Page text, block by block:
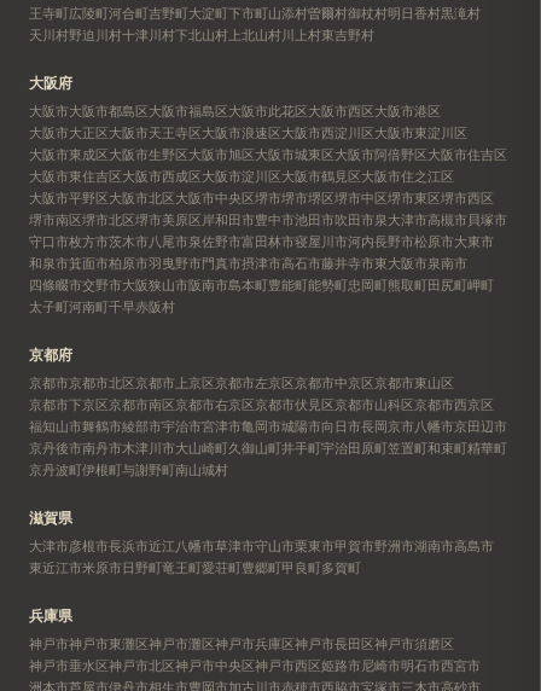
王寺町広陵町河合町吉野町大淀町下市町山添村曽爾村御杖村明日香村黒滝村
天川村野迫川村十津川村下北山村 上北山村川上村東吉野村
大阪府
大阪市大阪市都島区大阪市福島区大阪市此花区大阪市西区大阪市港区
大阪市大正区大阪市天王寺区大阪市浪速区大阪市西淀川区大阪市東淀川区
大阪市東成区大阪市生野区大阪市旭区大阪市城東区大阪市阿倍野区大阪市住吉区
大阪市東住吉区大阪市西成区大阪市淀川区大阪市鶴見区大阪市住之江区
大阪市平野区大阪市北区大阪市中央区堺市堺市堺区堺市中区堺市東区堺市西区
堺市南区堺市北区堺市美原区岸和田市豊中市池田市吹田市泉大津市高槻市 貝塚市
守口市枚方市茨木市八尾市泉佐野市富田林市寝屋川市河内長野市松原市大東市
和泉市箕面市柏原市羽曳野市門真市摂津市高石市藤井寺市東大阪市泉南市
四條畷市交野市大阪狭山市阪南市島本町豊能町能勢町忠岡町熊取町田尻町岬町
太子町河南町千早赤阪村
京都府
京都市京都市北区京都市上京区京都市左京区京都市中京区京都市東山区
京都市下京区京都市南区京都市右京区京都市伏見区京都市山科区京都市西京区
福知山市舞鶴市綾部市宇治市宮津市亀岡市城陽市向日市長岡京市八幡市京田辺市
京丹後市南丹市木津川市大山崎町久御山町井手町宇治田原町笠置町和束町精華町
京丹波町伊根町与謝野町南山城村
滋賀県
大津市彦根市長浜市近江八幡市草津市守山市栗東市甲賀市野洲市湖南市高島市
東近江市米原市日野町竜王町愛荘町豊郷町甲良町多賀町
兵庫県
神戸市神戸市東灘区神戸市灘区神戸市兵庫区神戸市長田区神戸市須磨区
神戸市垂水区神戸市北区神戸市中央区神戸市西区姫路市尼崎市明石市西宮市
洲本市芦屋市伊丹市相生市豊岡市加古川市赤穂市西脇市宝塚市三木市高砂市